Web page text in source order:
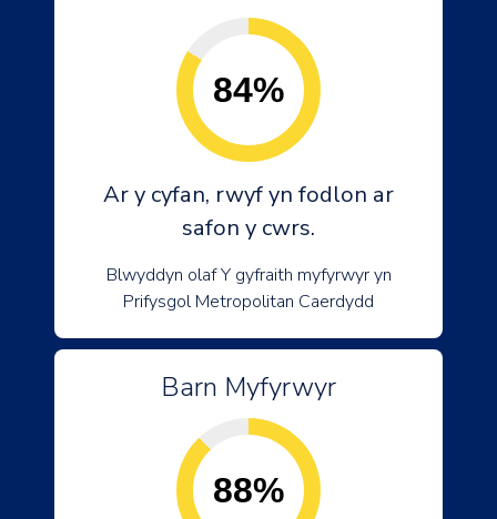
84%
Ar y cyfan, rwyf yn fodlon ar
safon y cwrs.
Blwyddyn olaf Y gyfraith myfyrwyr yn
Prifysgol Metropolitan Caerdydd
Barn Myfyrwyr
88%